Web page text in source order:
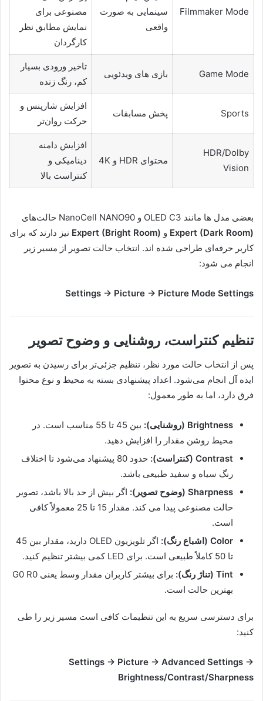
Filmmaker Mode
سینمایی به صورت
واقعی
مصنوعی برای
نمایش مطابق نظر
کارگردان
Game Mode بازی های ویدئویی
تاخیر ورودی بسیار
کم، رنگ زنده
Sports پخش مسابقات
افزایش شارپنس و
حرکت روان‌تر
HDR/Dolby
Vision
محتوای HDR و 4K
افزایش دامنه
دینامیکی و
کنتراست بالا
بعضی مدل ها مانند OLED C3 و NanoCell NANO90 حالت‌های
Expert (Dark Room) و Expert (Bright Room) نیز دارند که برای
کاربر حرفه‌ای طراحی شده اند. انتخاب حالت تصویر از مسیر زیر
انجام می شود:
Settings → Picture → Picture Mode Settings
تنظیم کنتراست، روشنایی و وضوح تصویر
پس از انتخاب حالت مورد نظر، تنظیم جزئی‌تر برای رسیدن به تصویر
ایده آل انجام می‌شود. اعداد پیشنهادی بسته به محیط و نوع محتوا
فرق دارد، اما به طور معمول:
Brightness (روشنایی):
بین 45 تا 55 مناسب است. در
محیط روشن مقدار را افزایش دهید.
Contrast (کنتراست):
حدود 80 پیشنهاد می‌شود تا اختلاف
رنگ سیاه و سفید طبیعی باشد.
Sharpness (وضوح تصویر):
اگر بیش از حد بالا باشد، تصویر
حالت مصنوعی پیدا می کند. مقدار 15 تا 25 معمولاً کافی
است.
Color (اشباع رنگ):
اگر تلویزیون OLED دارید، مقدار بین 45
تا 50 کاملاً طبیعی است. برای LED کمی بیشتر تنظیم کنید.
Tint (تناژ رنگ):
برای بیشتر کاربران مقدار وسط یعنی G0 R0
بهترین حالت است.
برای دسترسی سریع به این تنظیمات کافی است مسیر زیر را طی
کنید:
Settings → Picture → Advanced Settings →
Brightness/Contrast/Sharpness